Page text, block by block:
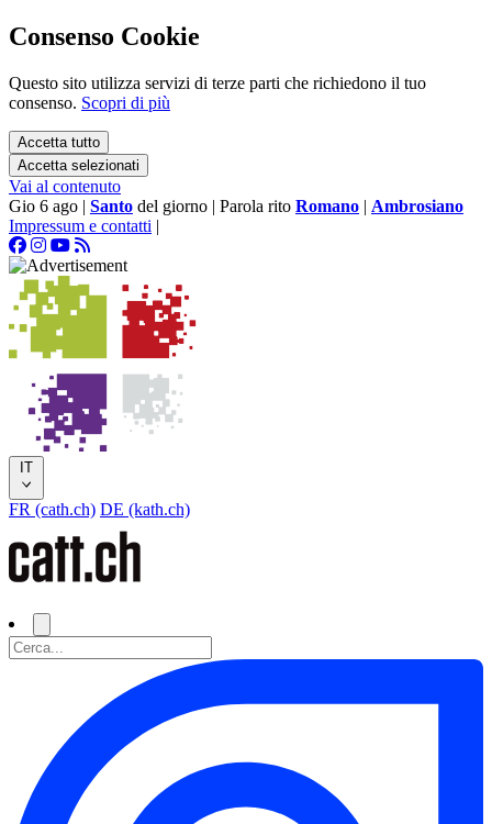
Consenso Cookie
Questo sito utilizza servizi di terze parti che richiedono il tuo
consenso. Scopri di più
Accetta tutto
Accetta selezionati
Vai al contenuto
Gio 6 ago | Santo del giorno | Parola rito Romano | Ambrosiano
Impressum e contatti |
IT
FR (cath.ch) DE (kath.ch)